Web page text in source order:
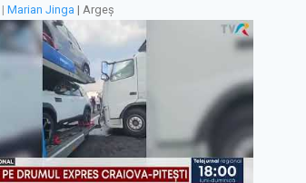
| Marian Jinga | Argeș